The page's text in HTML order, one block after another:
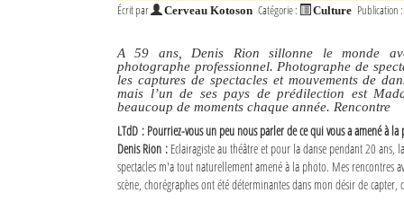
Écrit par Cerveau Kotoson Catégorie : Culture Publication :
A 59 ans, Denis Rion sillonne le monde
photographe professionnel. Photographe de
les captures de spectacles et mouvements de
mais l’un de ses pays de prédilection est
beaucoup de moments chaque année. Rencontre
LTdD : Pourriez-vous un peu nous parler de ce qui vous a amené à la
Denis Rion : Eclairagiste au théâtre et pour la danse pendant 20 ans,
spectacles m'a tout naturellement amené à la photo. Mes rencontres
scène, chorégraphes ont été déterminantes dans mon désir de capter,